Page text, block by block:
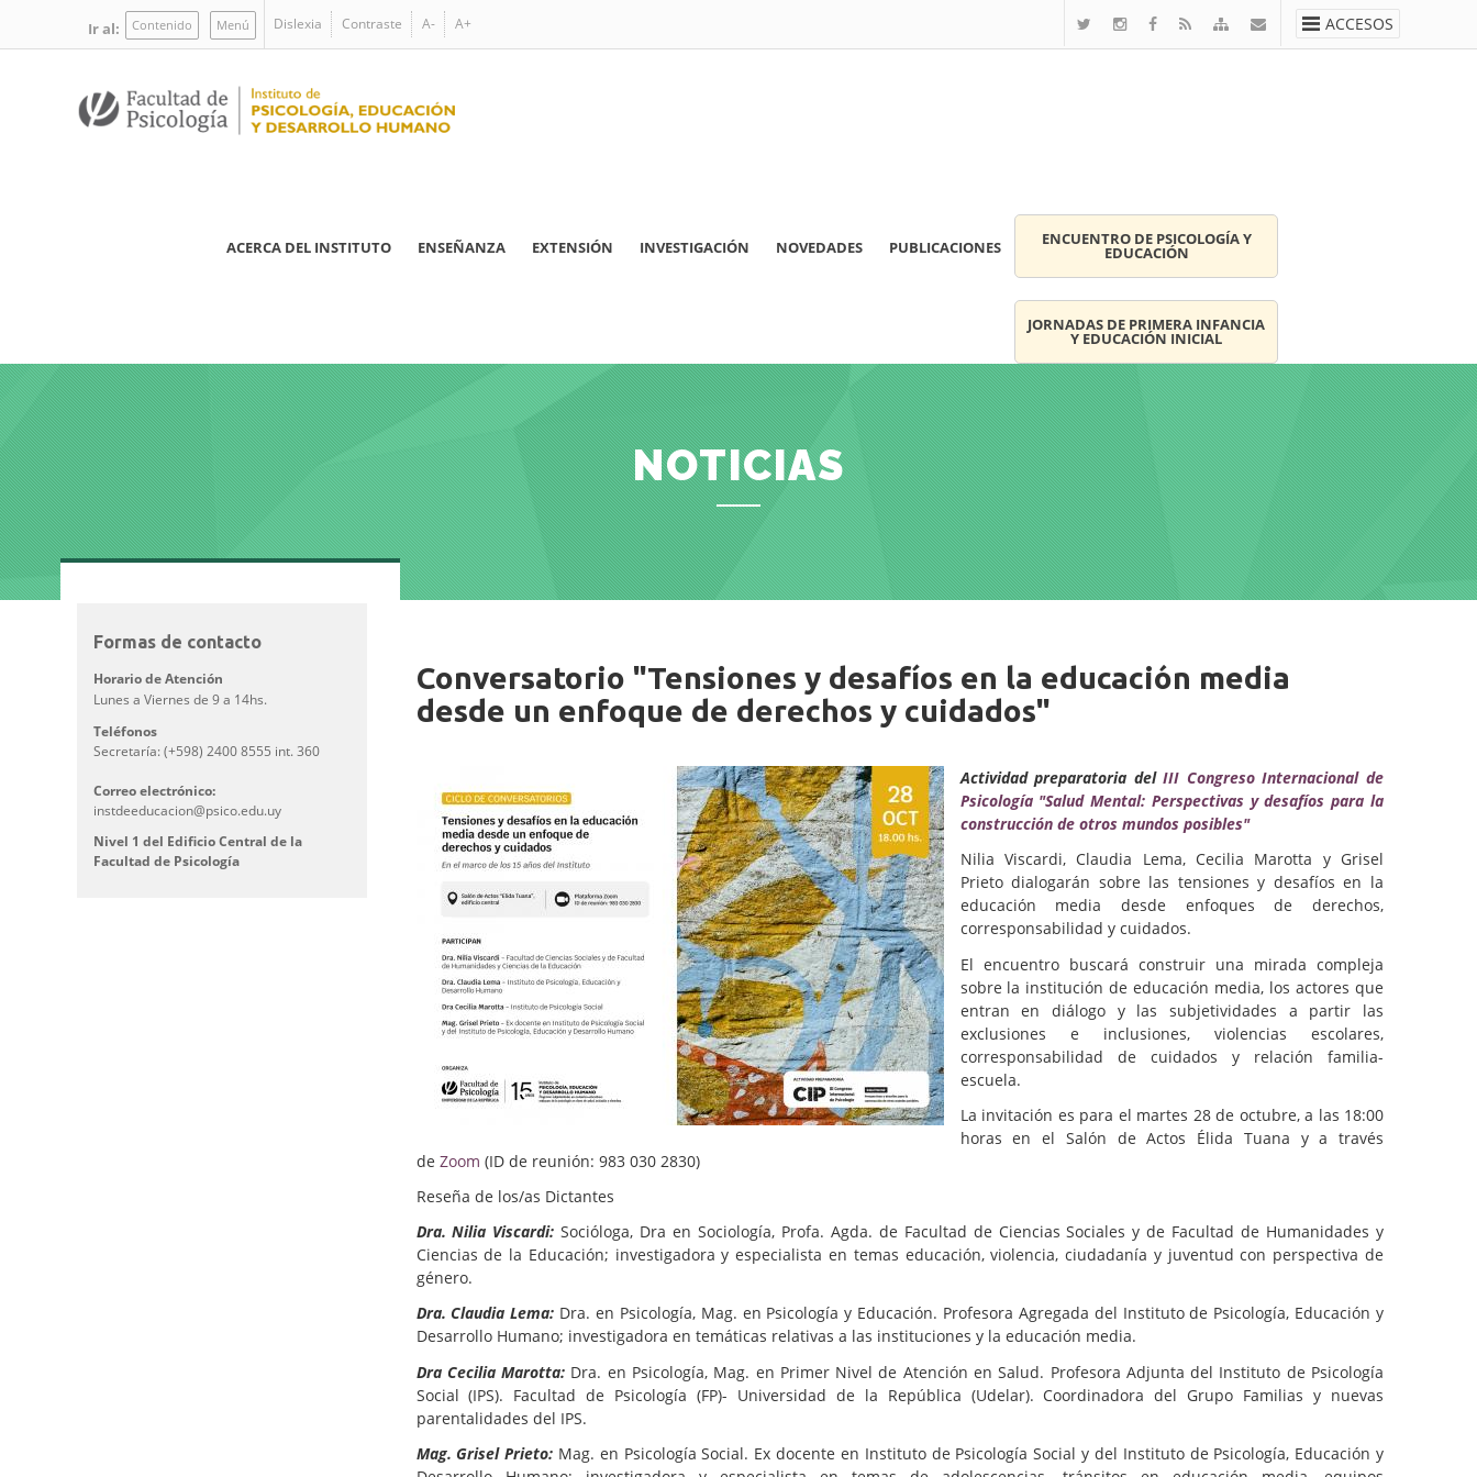
contenido
Ir al: Contenido Menú Dislexia Contraste A- A+ ACCESOS
principal
ACERCA DEL INSTITUTO ENSEÑANZA EXTENSIÓN INVESTIGACIÓN NOVEDADES PUBLICACIONES ENCUENTRO DE PSICOLOGÍA Y
EDUCACIÓN
JORNADAS DE PRIMERA INFANCIA
Y EDUCACIÓN INICIAL
NOTICIAS
Formas de contacto
Horario de Atención
Lunes a Viernes de 9 a 14hs.
Teléfonos
Secretaría: (+598) 2400 8555 int. 360
Correo electrónico:
instdeeducacion@psico.edu.uy
Nivel 1 del Edificio Central de la
Facultad de Psicología
Conversatorio "Tensiones y desafíos en la educación media
desde un enfoque de derechos y cuidados"
Actividad preparatoria delIII Congreso Internacional de
Psicología "Salud Mental: Perspectivas y desafíos para la
construcción de otros mundos posibles"
Nilia Viscardi, Claudia Lema, Cecilia Marotta y Grisel
Prieto dialogarán sobre las tensiones y desafíos en la
educación media desde enfoques de derechos,
corresponsabilidad y cuidados.
El encuentro buscará construir una mirada compleja
sobre la institución de educación media, los actores que
entran en diálogo y las subjetividades a partir las
exclusiones e inclusiones, violencias escolares,
corresponsabilidad de cuidados y relación familia-
escuela.
La invitación es para el martes 28 de octubre, a las 18:00
horas en el Salón de Actos Élida Tuana y a través
de Zoom (ID de reunión: 983 030 2830)
Reseña de los/as Dictantes
Dra. Nilia Viscardi: Socióloga, Dra en Sociología, Profa. Agda. de Facultad de Ciencias Sociales y de Facultad de Humanidades y
Ciencias de la Educación; investigadora y especialista en temas educación, violencia, ciudadanía y juventud con perspectiva de
género.
Dra. Claudia Lema: Dra. en Psicología, Mag. en Psicología y Educación. Profesora Agregada del Instituto de Psicología, Educación y
Desarrollo Humano; investigadora en temáticas relativas a las instituciones y la educación media.
Dra Cecilia Marotta: Dra. en Psicología, Mag. en Primer Nivel de Atención en Salud. Profesora Adjunta del Instituto de Psicología
Social (IPS). Facultad de Psicología (FP)- Universidad de la República (Udelar). Coordinadora del Grupo Familias y nuevas
parentalidades del IPS.
Mag. Grisel Prieto: Mag. en Psicología Social. Ex docente en Instituto de Psicología Social y del Instituto de Psicología, Educación y